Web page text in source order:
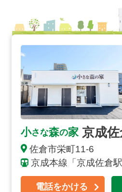
小さな森の家 京成
佐倉市栄町11-6
京成本線「京成佐倉
電話をかける